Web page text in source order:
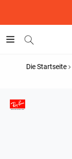
Die Startseite